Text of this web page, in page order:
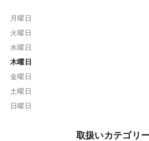
月曜日
火曜日
水曜日
木曜日
金曜日
土曜日
日曜日
取扱いカテゴリ